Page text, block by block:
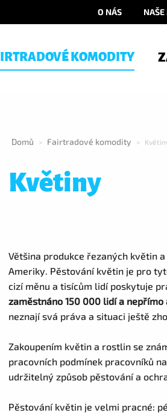
O NÁS
KOMODITY
Domů > Fairtradové komodity >
Květiny
Většina produkce řezaných květin
Ameriky. Pěstování květin je pro
cizí měnu a tisícům lidí poskytuje
zaměstnáno 150 000 lidí a
neznají svá práva a situaci ještě
Zakoupením květin a rostlin se
pracovních podmínek pracovníků
udržitelný způsob pěstování a
Pěstování květin je velmi pracné: